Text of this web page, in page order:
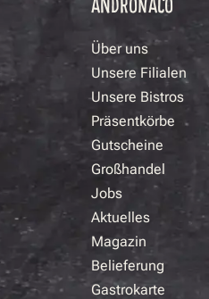
Über uns
Unsere Filialen
Unsere Bistros
Präsentkörbe
Gutscheine
Großhandel
Jobs
Aktuelles
Magazin
Belieferung
Gastrokarte